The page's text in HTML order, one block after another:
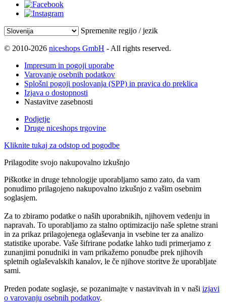
Spremenite regijo / jezik
© 2010-2026 niceshops GmbH - All rights reserved.
Impresum in pogoji uporabe
Varovanje osebnih podatkov
Splošni pogoji poslovanja (SPP) in pravica do preklica
Izjava o dostopnosti
Nastavitve zasebnosti
Podjetje
Druge niceshops trgovine
Kliknite tukaj za odstop od pogodbe
Prilagodite svojo nakupovalno izkušnjo
Piškotke in druge tehnologije uporabljamo samo zato, da vam
ponudimo prilagojeno nakupovalno izkušnjo z vašim osebnim
soglasjem.
Za to zbiramo podatke o naših uporabnikih, njihovem vedenju in
napravah. To uporabljamo za stalno optimizacijo naše spletne strani
in za prikaz prilagojenega oglaševanja in vsebine ter za analizo
statistike uporabe. Vaše šifrirane podatke lahko tudi primerjamo z
zunanjimi ponudniki in vam prikažemo ponudbe prek njihovih
spletnih oglaševalskih kanalov, le če njihove storitve že uporabljate
sami.
Preden podate soglasje, se pozanimajte v nastavitvah in v naši izjavi
o varovanju osebnih podatkov.